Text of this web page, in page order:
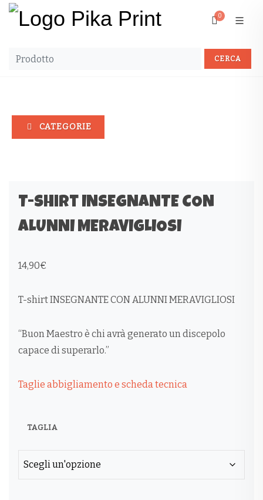
0
CATEGORIE
T-shirt INSEGNANTE CON
ALUNNI MERAVIGLIOSI
14,90€
T-shirt INSEGNANTE CON ALUNNI MERAVIGLIOSI
“Buon Maestro è chi avrà generato un discepolo
capace di superarlo.”
Taglie abbigliamento e scheda tecnica
TAGLIA